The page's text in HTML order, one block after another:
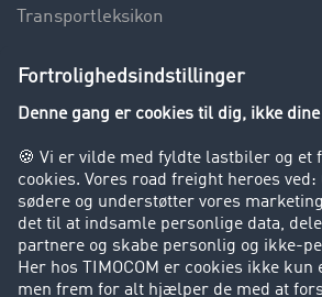
Transportleksikon
Lastbilkørsel forbudt
Kunder hverver kunder
Success Stories
Support